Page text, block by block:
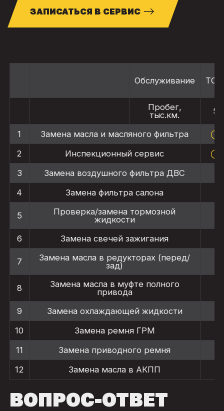
ЗАПИСАТЬСЯ В СЕРВИС
Обслуживание ТО-
Пробег,
тыс.км.
5
1 Замена масла и масляного фильтра ◯
2 Инспекционный сервис ◯
3
Замена воздушного фильтра ДВС
4
Замена фильтра салона
5
Проверка/замена тормозной
жидкости
6
Замена свечей зажигания
7
Замена масла в редукторах (перед/
зад)
8
Замена масла в муфте полного
привода
9
Замена охлаждающей жидкости
10
Замена ремня ГРМ
11
Замена приводного ремня
12
Замена масла в АКПП
ВОПРОС-ОТВЕТ